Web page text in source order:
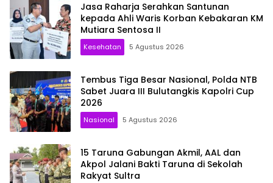
Jasa Raharja Serahkan Santunan
kepada Ahli Waris Korban Kebakaran KM
Mutiara Sentosa II
Kesehatan 5 Agustus 2026
Tembus Tiga Besar Nasional, Polda NTB
Sabet Juara III Bulutangkis Kapolri Cup
2026
Nasional 5 Agustus 2026
15 Taruna Gabungan Akmil, AAL dan
Akpol Jalani Bakti Taruna di Sekolah
Rakyat Sultra